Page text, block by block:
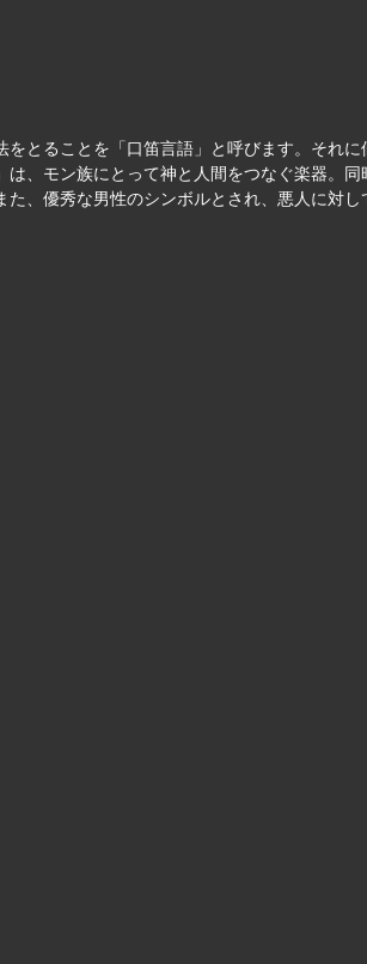
とることを「口笛言語」と呼びます。それ
、モン族にとって神と人間をつなぐ楽器。
、優秀な男性のシンボルとされ、悪人に対